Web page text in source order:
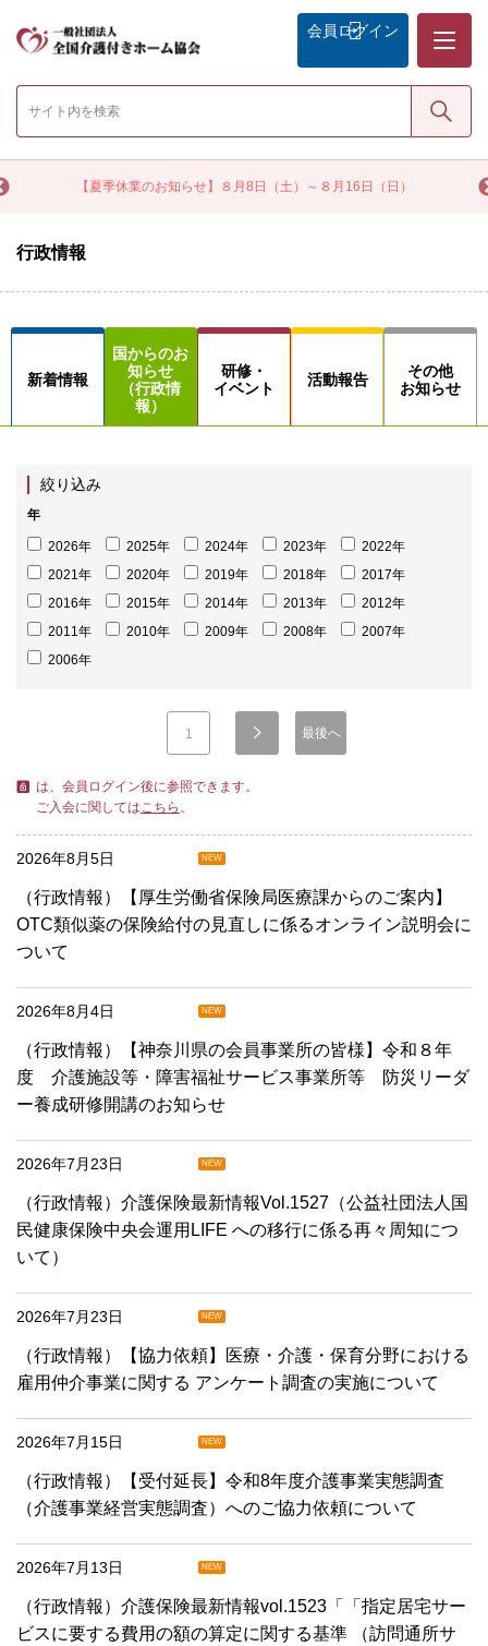
【夏季休業のお知らせ】８月8日（土）～８月16日（日）
会員 ログイン
検索
行政情報
新着情報
国からのお
知らせ
（行政情
報）
研修・
イベント
活動報告
その他
お知らせ
絞り込み
年
2026年 2025年 2024年 2023年
2022年
2021年
2020年 2019年 2018年
2017年
2016年
2015年 2014年 2013年
2012年
2011年
2010年 2009年 2008年
2007年
2006年
1 最後へ
は、会員ログイン後に参照できます。
ご入会に関してはこちら 。
2026年8月5日 NEW
（行政情報）【厚生労働省保険局医療課からのご案内】
OTC類似薬の保険給付の見直しに係るオンライン説明会に
ついて
2026年8月4日 NEW
（行政情報）【神奈川県の会員事業所の皆様】令和８年
度 介護施設等・障害福祉サービス事業所等 防災リーダ
ー養成研修開講のお知らせ
2026年7月23日 NEW
（行政情報）介護保険最新情報Vol.1527（公益社団法人国
民健康保険中央会運用LIFE への移行に係る再々周知につ
いて）
2026年7月23日 NEW
（行政情報）【協力依頼】医療・介護・保育分野における
雇用仲介事業に関する アンケート調査の実施について
2026年7月15日 NEW
（行政情報）【受付延長】令和8年度介護事業実態調査
（介護事業経営実態調査）へのご協力依頼について
2026年7月13日 NEW
（行政情報）介護保険最新情報vol.1523「「指定居宅サー
ビスに要する費用の額の算定に関する基準 （訪問通所サ